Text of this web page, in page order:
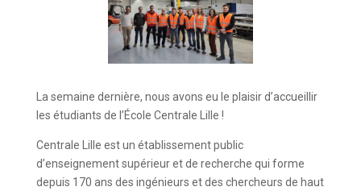
La semaine dernière, nous avons eu le plaisir d’accueillir
les étudiants de l’École Centrale Lille !
Centrale Lille est un établissement public
d’enseignement supérieur et de recherche qui forme
depuis 170 ans des ingénieurs et des chercheurs de haut